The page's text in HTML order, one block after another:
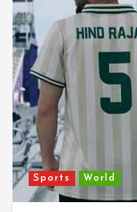
Sports World